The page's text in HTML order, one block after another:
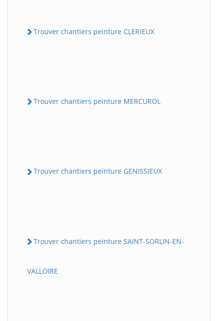
Trouver chantiers peinture CLERIEUX
Trouver chantiers peinture MERCUROL
Trouver chantiers peinture GENISSIEUX
Trouver chantiers peinture SAINT-SORLIN-EN-
VALLOIRE